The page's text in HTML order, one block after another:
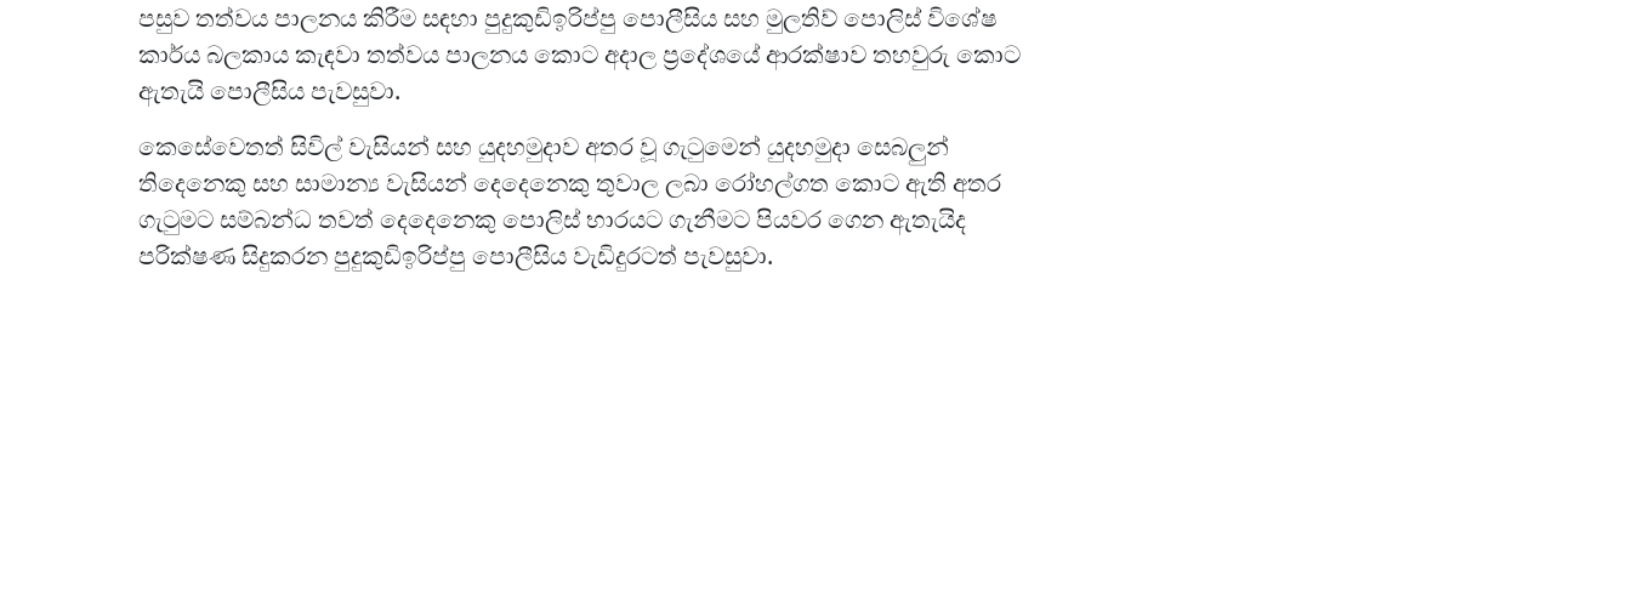
පසුව තත්වය පාලනය කිරීම සඳහා පුදුකුඩිඉරිප්පු පොලීසිය සහ මුලතිව් පොලිස් විශේෂ
කාර්ය බලකාය කැඳවා තත්වය පාලනය කොට අදාල ප්‍රදේශයේ ආරක්ෂාව තහවුරු කොට
ඇතැයි පොලීසිය පැවසුවා.
කෙසේවෙතත් සිවිල් වැසියන් සහ යුදහමුදාව අතර වූ ගැටුමෙන් යුදහමුදා සෙබලුන්
තිදෙනෙකු සහ සාමාන්‍ය වැසියන් දෙදෙනෙකු තුවාල ලබා රෝහල්ගත කොට ඇති අතර
ගැටුමට සම්බන්ධ තවත් දෙදෙනෙකු පොලිස් භාරයට ගැනීමට පියවර ගෙන ඇතැයිද
පරික්ෂණ සිදුකරන පුදුකුඩිඉරිප්පු පොලීසිය වැඩිදුරටත් පැවසුවා.